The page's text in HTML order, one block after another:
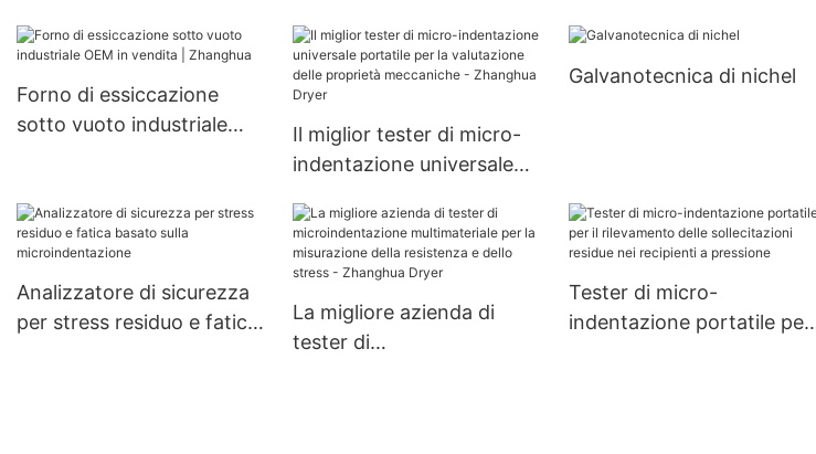
Produttore | Zhanghua
| Zhanghua
Forno di essiccazione
sotto vuoto industriale
Il miglior tester di micro-
indentazione universale
delle proprietà
meccaniche - Zhanghua
Dryer
Galvanotecnica di nichel
Analizzatore di sicurezza
per stress residuo e fatica
La migliore azienda di
tester di
Tester di micro-
indentazione portatile per